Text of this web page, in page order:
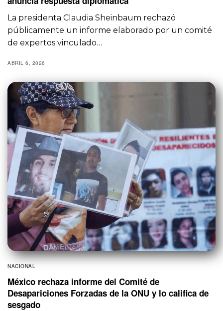
La presidenta Claudia Sheinbaum rechazó
públicamente un informe elaborado por un comité
de expertos vinculado…
ABRIL 6, 2026
NACIONAL
México rechaza informe del Comité de
Desapariciones Forzadas de la ONU y lo califica de
sesgado